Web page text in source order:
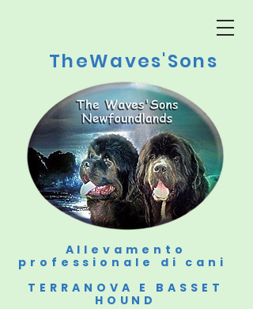
TheWaves'Sons
Allevamento
professionale di cani
TERRANOVA E BASSET
HOUND